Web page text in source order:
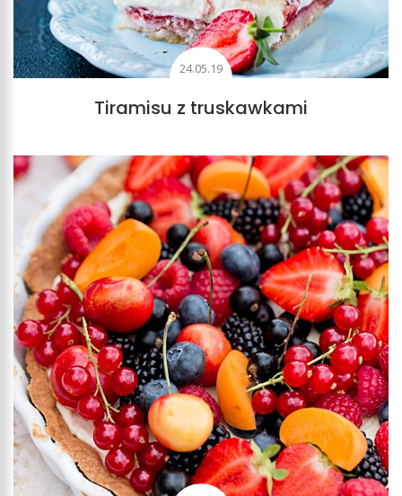
24.05.19
Tiramisu z truskawkami